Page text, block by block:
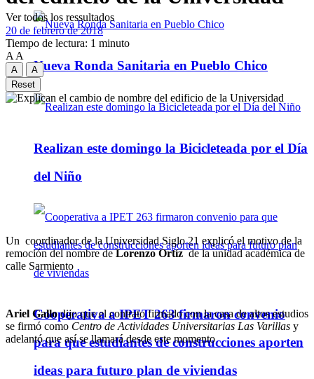
Nueva Ronda Sanitaria en Pueblo Chico
Realizan este domingo la Bicicleteada por el Día
del Niño
Cooperativa a IPET 263 firmaron convenio
para que estudiantes de construcciones aporten
ideas para futuro plan de viviendas
Ver todos los ressultados
20 de febrero de 2018
Tiempo de lectura: 1 minuto
A A
A
A
Reset
Un coordinador de la Universidad Siglo 21 explicó el motivo de la
remoción del nombre deLorenzo Ortízde la unidad académica de
calle Sarmiento
Ariel Gallodijo que el contrato firmado con la casa de altos estudios
se firmó como Centro de Actividades Universitarias Las Varillas y
adelantó que así se llamará desde este momento